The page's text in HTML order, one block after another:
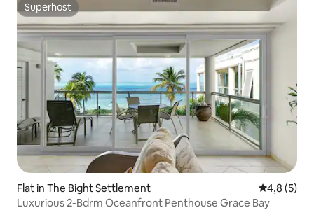
Superhost
Superhost
Flat in The Bight Settlement
4,8 (5)
Luxurious 2-Bdrm Oceanfront Penthouse Grace Bay